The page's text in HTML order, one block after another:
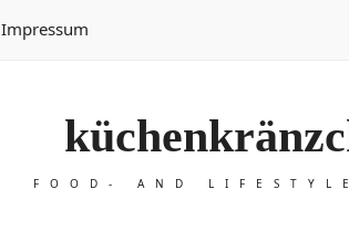
Impressum
FOOD- AND